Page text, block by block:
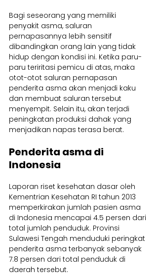
Bagi seseorang yang memiliki
penyakit asma, saluran
pernapasannya lebih sensitif
dibandingkan orang lain yang tidak
hidup dengan kondisi ini. Ketika paru-
paru teriritasi pemicu di atas, maka
otot-otot saluran pernapasan
penderita asma akan menjadi kaku
dan membuat saluran tersebut
menyempit. Selain itu, akan terjadi
peningkatan produksi dahak yang
menjadikan napas terasa berat.
Penderita asma di
Indonesia
Laporan riset kesehatan dasar oleh
Kementrian Kesehatan RI tahun 2013
memperkirakan jumlah pasien asma
di Indonesia mencapai 4.5 persen dari
total jumlah penduduk. Provinsi
Sulawesi Tengah menduduki peringkat
penderita asma terbanyak sebanyak
7.8 persen dari total penduduk di
daerah tersebut.